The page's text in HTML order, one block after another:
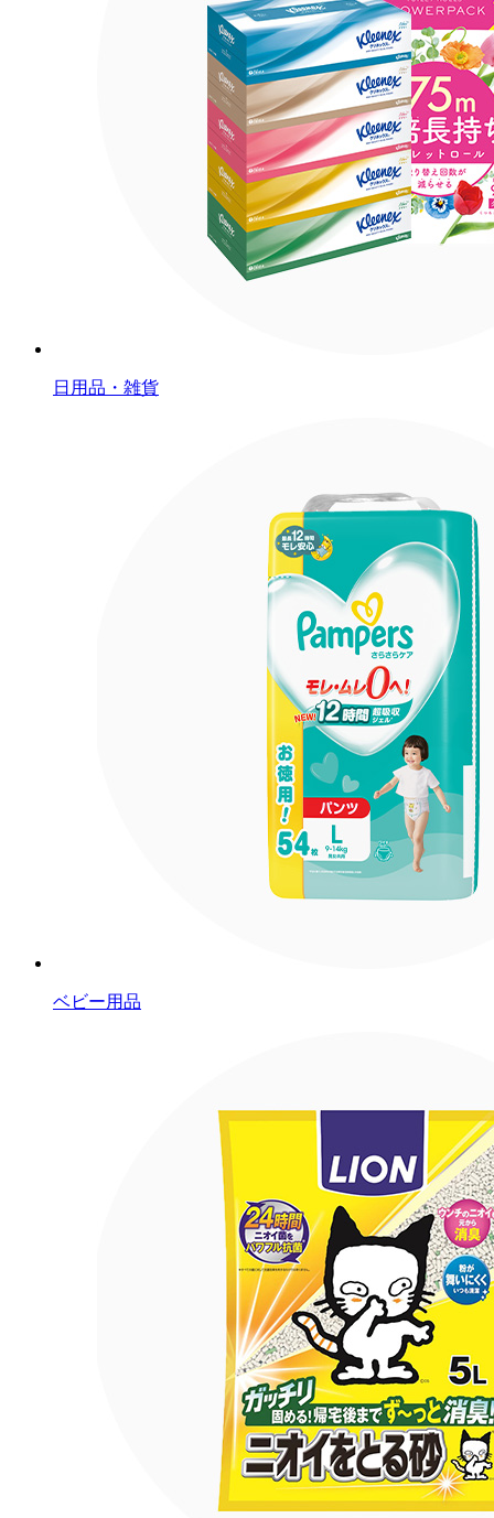
日用品・雑貨
ベビー用品